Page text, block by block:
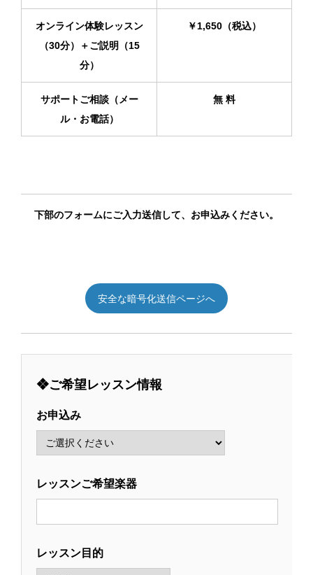
オンライン体験レッスン
（30分）＋ご説明（15
分）
￥1,650（税込）
サポートご相談（メー
ル・お電話）
無 料
下部のフォームにご入力送信して、お申込みください。
安全な暗号化送信ページへ
❖ご希望レッスン情報
お申込み
レッスンご希望楽器
レッスン目的